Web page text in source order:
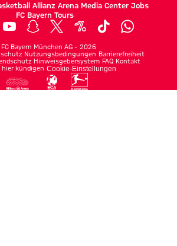
Allianz Arena Media Center Jobs
FC Bayern Tours
FC Bayern München AG – 2026
Nutzungsbedingungen Barrierefreiheit
Hinweisgebersystem FAQ Kontakt
hier kündigen Cookie-Einstellungen